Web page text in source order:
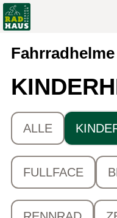
Fahrradhelme
ALLE
FULLFACE